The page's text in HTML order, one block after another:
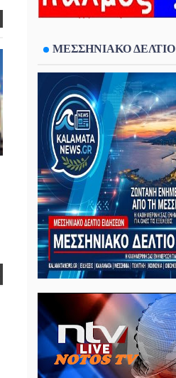
ΜΕΣΣΗΝΙΑΚΟ ΔΕΛΤΙΟ